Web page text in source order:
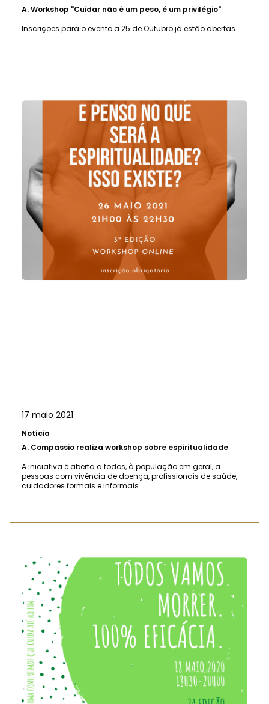
A.Workshop "Cuidar não é um peso, é um privilégio"
Inscrições para o evento a 25 de Outubro já estão abertas.
17 maio 2021
Notícia
A. Compassio realiza workshop sobre espiritualidade
A iniciativa é aberta a todos, à população em geral, a
pessoas com vivência de doença, profissionais de saúde,
cuidadores formais e informais.